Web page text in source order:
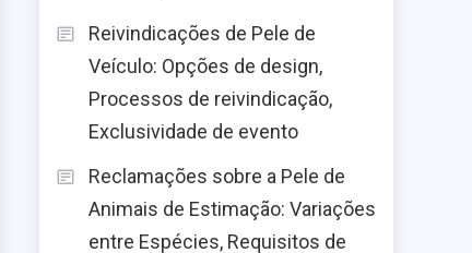
Reivindicações de Pele de
Veículo: Opções de design,
Processos de reivindicação,
Exclusividade de evento
Reclamações sobre a Pele de
Animais de Estimação: Variações
entre Espécies, Requisitos de